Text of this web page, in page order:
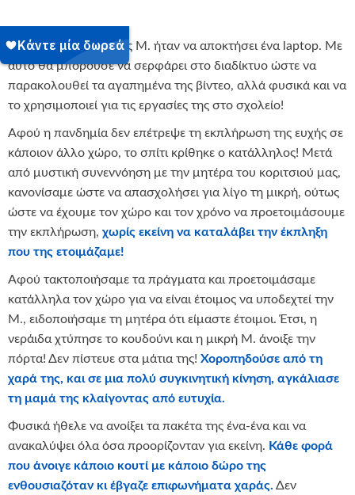
Η ευχή της μικρής μας Μ. ήταν να αποκτήσει ένα laptop. Με
αυτό θα μπορούσε να σερφάρει στο διαδίκτυο ώστε να
παρακολουθεί τα αγαπημένα της βίντεο, αλλά φυσικά και να
το χρησιμοποιεί για τις εργασίες της στο σχολείο!
Αφού η πανδημία δεν επέτρεψε τη εκπλήρωση της ευχής σε
κάποιον άλλο χώρο, το σπίτι κρίθηκε ο κατάλληλος! Μετά
από μυστική συνεννόηση με την μητέρα του κοριτσιού μας,
κανονίσαμε ώστε να απασχολήσει για λίγο τη μικρή, ούτως
ώστε να έχουμε τον χώρο και τον χρόνο να προετοιμάσουμε
την εκπλήρωση, χωρίς εκείνη να καταλάβει την έκπληξη
που της ετοιμάζαμε!
Αφού τακτοποιήσαμε τα πράγματα και προετοιμάσαμε
κατάλληλα τον χώρο για να είναι έτοιμος να υποδεχτεί την
Μ., ειδοποιήσαμε τη μητέρα ότι είμαστε έτοιμοι. Έτσι, η
νεράιδα χτύπησε το κουδούνι και η μικρή Μ. άνοιξε την
πόρτα! Δεν πίστευε στα μάτια της! Χοροπηδούσε από τη
χαρά της, και σε μια πολύ συγκινητική κίνηση, αγκάλιασε
τη μαμά της κλαίγοντας από ευτυχία.
Φυσικά ήθελε να ανοίξει τα πακέτα της ένα-ένα και να
ανακαλύψει όλα όσα προορίζονταν για εκείνη. Κάθε φορά
που άνοιγε κάποιο κουτί με κάποιο δώρο της
ενθουσιαζόταν κι έβγαζε επιφωνήματα χαράς. Δεν